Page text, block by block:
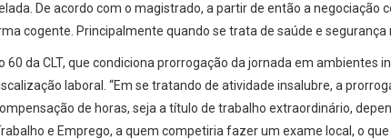
De acordo com o magistrado, a partir de então a negociação
cogente. Principalmente quando se trata de saúde e segurança
60 da CLT, que condiciona prorrogação da jornada em ambientes
laboral. “Em se tratando de atividade insalubre, a
de horas, seja a título de trabalho extraordinário,
e Emprego, a quem competiria fazer um exame local, o que